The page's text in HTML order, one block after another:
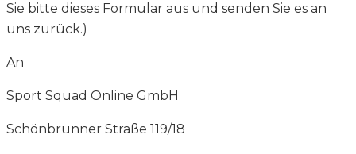
Sie bitte dieses Formular aus und senden Sie es an
uns zurück.)
An
Sport Squad Online GmbH
Schönbrunner Straße 119/18